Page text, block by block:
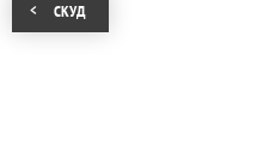
СКУД